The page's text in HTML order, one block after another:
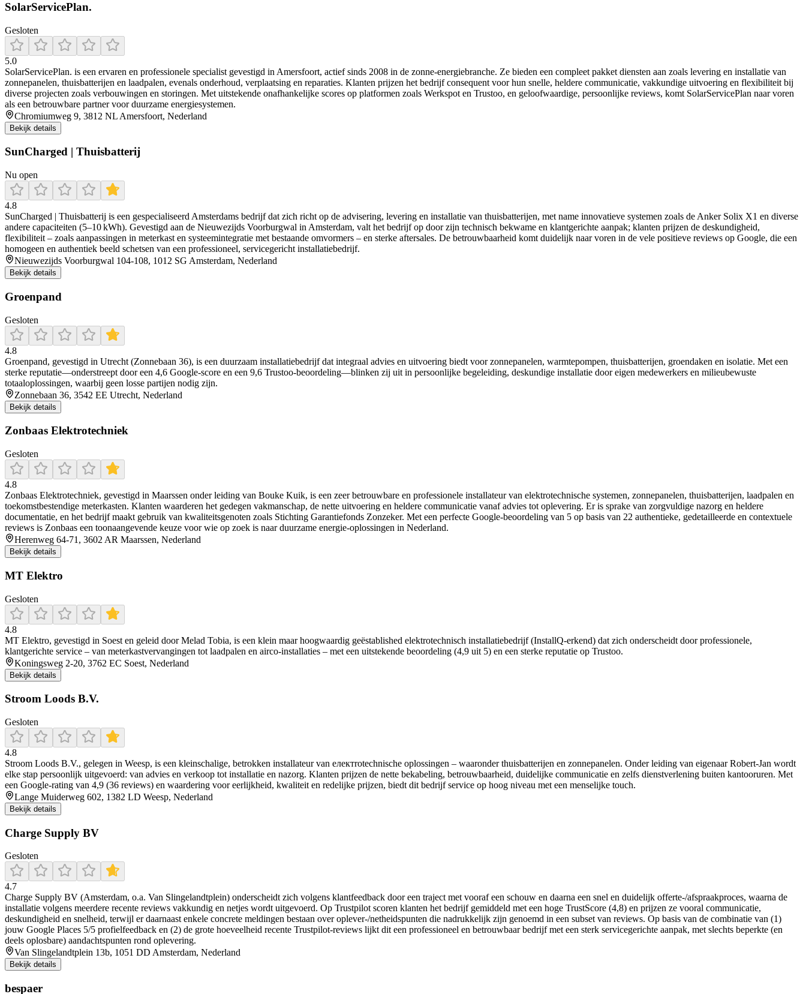
SolarServicePlan.
Gesloten
5.0
SolarServicePlan. is een ervaren en professionele specialist gevestigd in Amersfoort, actief sinds 2008 in de zonne-energiebranche. Ze bieden een compleet pakket diensten aan zoals levering en installatie van
zonnepanelen, thuisbatterijen en laadpalen, evenals onderhoud, verplaatsing en reparaties. Klanten prijzen het bedrijf consequent voor hun snelle, heldere communicatie, vakkundige uitvoering en flexibiliteit bij
diverse projecten zoals verbouwingen en storingen. Met uitstekende onafhankelijke scores op platformen zoals Werkspot en Trustoo, en geloofwaardige, persoonlijke reviews, komt SolarServicePlan naar voren
als een betrouwbare partner voor duurzame energiesystemen.
Chromiumweg 9, 3812 NL Amersfoort, Nederland
Bekijk details
SunCharged | Thuisbatterij
Nu open
4.8
SunCharged | Thuisbatterij is een gespecialiseerd Amsterdams bedrijf dat zich richt op de advisering, levering en installatie van thuisbatterijen, met name innovatieve systemen zoals de Anker Solix X1 en diverse
andere capaciteiten (5–10 kWh). Gevestigd aan de Nieuwezijds Voorburgwal in Amsterdam, valt het bedrijf op door zijn technisch bekwame en klantgerichte aanpak; klanten prijzen de deskundigheid,
flexibiliteit – zoals aanpassingen in meterkast en systeemintegratie met bestaande omvormers – en sterke aftersales. De betrouwbaarheid komt duidelijk naar voren in de vele positieve reviews op Google, die een
homogeen en authentiek beeld schetsen van een professioneel, servicegericht installatiebedrijf.
Nieuwezijds Voorburgwal 104-108, 1012 SG Amsterdam, Nederland
Bekijk details
Groenpand
Gesloten
4.8
Groenpand, gevestigd in Utrecht (Zonnebaan 36), is een duurzaam installatiebedrijf dat integraal advies en uitvoering biedt voor zonnepanelen, warmtepompen, thuisbatterijen, groendaken en isolatie. Met een
sterke reputatie—onderstreept door een 4,6 Google-score en een 9,6 Trustoo-beoordeling—blinken zij uit in persoonlijke begeleiding, deskundige installatie door eigen medewerkers en milieubewuste
totaaloplossingen, waarbij geen losse partijen nodig zijn.
Zonnebaan 36, 3542 EE Utrecht, Nederland
Bekijk details
Zonbaas Elektrotechniek
Gesloten
4.8
Zonbaas Elektrotechniek, gevestigd in Maarssen onder leiding van Bouke Kuik, is een zeer betrouwbare en professionele installateur van elektrotechnische systemen, zonnepanelen, thuisbatterijen, laadpalen en
toekomstbestendige meterkasten. Klanten waarderen het gedegen vakmanschap, de nette uitvoering en heldere communicatie vanaf advies tot oplevering. Er is sprake van zorgvuldige nazorg en heldere
documentatie, en het bedrijf maakt gebruik van kwaliteitsgenoten zoals Stichting Garantiefonds Zonzeker. Met een perfecte Google-beoordeling van 5 op basis van 22 authentieke, gedetailleerde en contextuele
reviews is Zonbaas een toonaangevende keuze voor wie op zoek is naar duurzame energie-oplossingen in Nederland.
Herenweg 64-71, 3602 AR Maarssen, Nederland
Bekijk details
MT Elektro
Gesloten
4.8
MT Elektro, gevestigd in Soest en geleid door Melad Tobia, is een klein maar hoogwaardig geëstablished elektrotechnisch installatiebedrijf (InstallQ‑erkend) dat zich onderscheidt door professionele,
klantgerichte service – van meterkastvervangingen tot laadpalen en airco-installaties – met een uitstekende beoordeling (4,9 uit 5) en een sterke reputatie op Trustoo.
Koningsweg 2-20, 3762 EC Soest, Nederland
Bekijk details
Stroom Loods B.V.
Gesloten
4.8
Stroom Loods B.V., gelegen in Weesp, is een kleinschalige, betrokken installateur van електrotechnische oplossingen – waaronder thuisbatterijen en zonnepanelen. Onder leiding van eigenaar Robert‑Jan wordt
elke stap persoonlijk uitgevoerd: van advies en verkoop tot installatie en nazorg. Klanten prijzen de nette bekabeling, betrouwbaarheid, duidelijke communicatie en zelfs dienstverlening buiten kantooruren. Met
een Google-rating van 4,9 (36 reviews) en waardering voor eerlijkheid, kwaliteit en redelijke prijzen, biedt dit bedrijf service op hoog niveau met een menselijke touch.
Lange Muiderweg 602, 1382 LD Weesp, Nederland
Bekijk details
Charge Supply BV
Gesloten
4.7
Charge Supply BV (Amsterdam, o.a. Van Slingelandtplein) onderscheidt zich volgens klantfeedback door een traject met vooraf een schouw en daarna een snel en duidelijk offerte-/afspraakproces, waarna de
installatie volgens meerdere recente reviews vakkundig en netjes wordt uitgevoerd. Op Trustpilot scoren klanten het bedrijf gemiddeld met een hoge TrustScore (4,8) en prijzen ze vooral communicatie,
deskundigheid en snelheid, terwijl er daarnaast enkele concrete meldingen bestaan over oplever-/netheidspunten die na­drukkelijk zijn genoemd in een subset van reviews. Op basis van de combinatie van (1)
jouw Google Places 5/5 profielfeedback en (2) de grote hoeveelheid recente Trustpilot-reviews lijkt dit een professioneel en betrouwbaar bedrijf met een sterk servicegerichte aanpak, met slechts beperkte (en
deels oplosbare) aandachtspunten rond oplevering.
Van Slingelandtplein 13b, 1051 DD Amsterdam, Nederland
Bekijk details
bespaer